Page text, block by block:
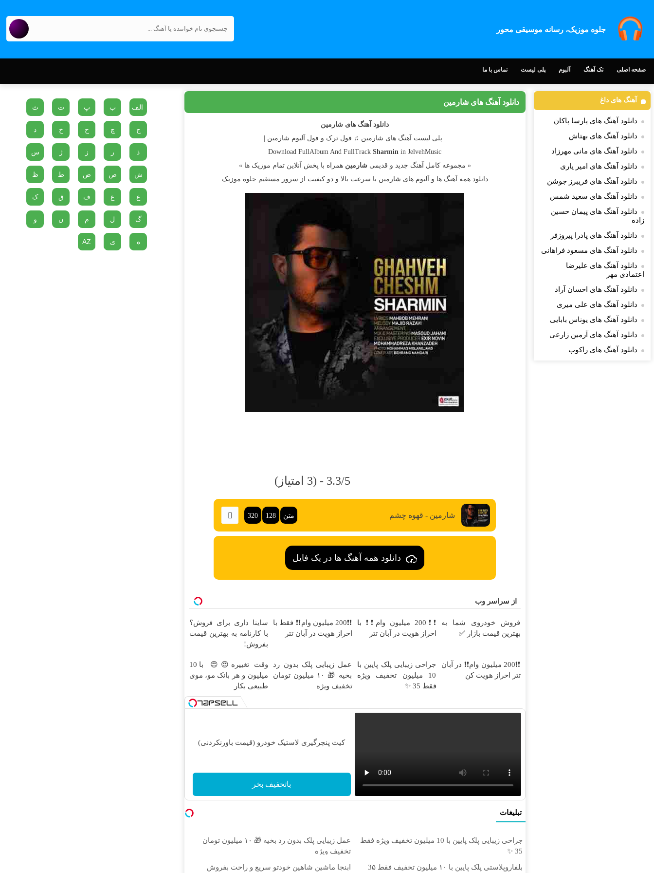
جلوه موزیک، رسانه موسیقی محور
صفحه اصلی تک آهنگ آلبوم پلی لیست تماس با ما
دانلود آهنگ های شارمین
دانلود آهنگ های شارمین
| پلی لیست آهنگ های شارمین ♫ فول ترک و فول آلبوم شارمین |
Download FullAlbum And FullTrackSharminin JelvehMusic
« مجموعه کامل آهنگ جدید و قدیمیشارمین همراه با پخش آنلاین تمام موزیک ها »
دانلود همه آهنگ ها و آلبوم های شارمین با سرعت بالا و دو کیفیت از سرور مستقیم جلوه موزیک
3.3/5 - (3 امتیاز)
شارمین - قهوه چشم متن 128
320
دانلود همه آهنگ ها در یک فایل
از سراسر وب
فروش خودروی شما به
بهترین قیمت بازار ✅
❗❗200 میلیون وام❗❗ با
احراز هویت در آبان تتر
❗❗200 میلیون وام❗❗ فقط با
احراز هویت در آبان تتر
ساینا داری برای فروش؟
با کارنامه به بهترین قیمت
بفروش!
❗❗200 میلیون وام❗❗ در آبان
تتر احراز هویت کن
جراحی زیبایی پلک پایین با
10 میلیون تخفیف ویژه
فقط 35 ✨
عمل زیبایی پلک بدون رد
بخیه 🎁 ۱۰ میلیون تومان
تخفیف ویژه
وقت تغییره😍😍 با 10
میلیون و هر بانک مو، موی
طبیعی بکار
کیت پنچرگیری لاستیک خودرو (قیمت باورنکردنی)
باتخفیف بخر
تبلیغات
جراحی زیبایی پلک پایین با 10 میلیون تخفیف ویژه فقط
35 ✨
عمل زیبایی پلک بدون رد بخیه 🎁 ۱۰ میلیون تومان
تخفیف ویژه
بلفاروپلاستی پلک پایین با ۱۰ میلیون تخفیف فقط 3۵ ابنجا ماشین شاهین خودتو سریع و راحت بفروش
آهنگ های داغ
دانلود آهنگ های پارسا پاکان
دانلود آهنگ های بهتاش
دانلود آهنگ های مانی مهرزاد
دانلود آهنگ های امیر یاری
دانلود آهنگ های فریبرز جوشن
دانلود آهنگ های سعید شمس
دانلود آهنگ های پیمان حسین
زاده
دانلود آهنگ های پادرا پیروزفر
دانلود آهنگ های مسعود فراهانی
دانلود آهنگ های علیرضا
اعتمادی مهر
دانلود آهنگ های احسان آراد
دانلود آهنگ های علی میری
دانلود آهنگ های یوناس بابایی
دانلود آهنگ های آرمین زارعی
دانلود آهنگ های راکوب
الف ب پ ت ث
ج چ ح خ د
ذ ر ز ژ س
ش ص ض ط ظ
ع غ ف ق ک
گ ل م ن و
ه ی AZ